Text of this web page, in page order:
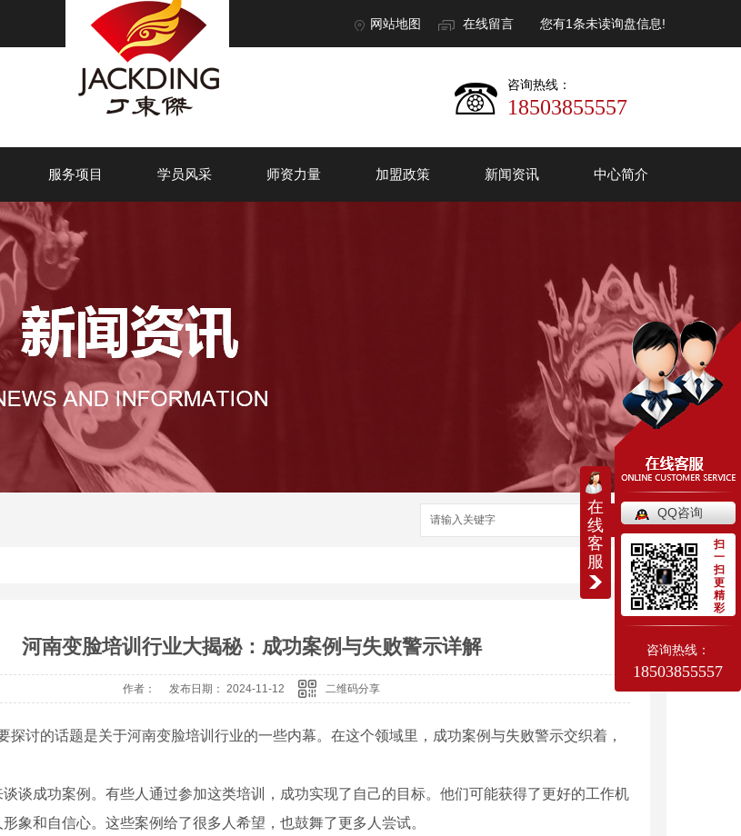
网站地图 在线留言 您有1条未读询盘信息!
咨询热线：
18503855557
服务项目 学员风采 师资力量 加盟政策 新闻资讯 中心简介
搜索
河南变脸培训行业大揭秘：成功案例与失败警示详解
作者： 发布日期： 2024-11-12 二维码分享
探讨的话题是关于河南变脸培训行业的一些内幕。在这个领域里，成功案例与失败警示交织着，
谈成功案例。有些人通过参加这类培训，成功实现了自己的目标。他们可能获得了更好的工作机
象和自信心。这些案例给了很多人希望，也鼓舞了更多人尝试。
在
线
客
服
QQ咨询
扫
一
扫
更
精
彩
咨询热线：
18503855557